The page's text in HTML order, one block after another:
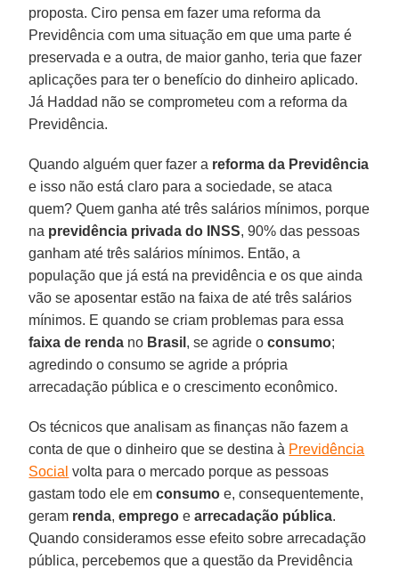
proposta. Ciro pensa em fazer uma reforma da
Previdência com uma situação em que uma parte é
preservada e a outra, de maior ganho, teria que fazer
aplicações para ter o benefício do dinheiro aplicado.
Já Haddad não se comprometeu com a reforma da
Previdência.
Quando alguém quer fazer a reforma da Previdência
e isso não está claro para a sociedade, se ataca
quem? Quem ganha até três salários mínimos, porque
na previdência privada do INSS, 90% das pessoas
ganham até três salários mínimos. Então, a
população que já está na previdência e os que ainda
vão se aposentar estão na faixa de até três salários
mínimos. E quando se criam problemas para essa
faixa de renda no Brasil , se agride oconsumo;
agredindo o consumo se agride a própria
arrecadação pública e o crescimento econômico.
Os técnicos que analisam as finanças não fazem a
conta de que o dinheiro que se destina à Previdência
Social volta para o mercado porque as pessoas
gastam todo ele emconsumo e, consequentemente,
geram renda,emprego earrecadação pública.
Quando consideramos esse efeito sobre arrecadação
pública, percebemos que a questão da Previdência